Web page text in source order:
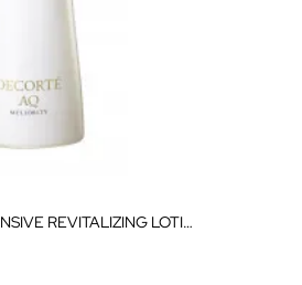
AQ MELIORITY INTENSIVE REVITALIZING LOTION 200 ML